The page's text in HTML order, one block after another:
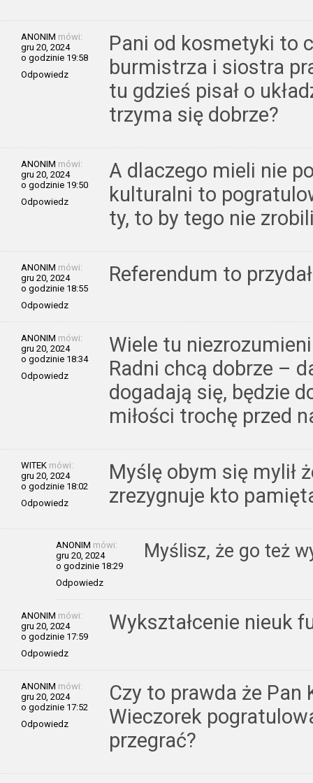
ANONIM mówi:
gru 20, 2024
o godzinie 19:58
Odpowiedz
Pani od kosmetyki to
burmistrza i siostra
tu gdzieś pisał o
trzyma się dobrze?
ANONIM mówi:
gru 20, 2024
o godzinie 19:50
Odpowiedz
A dlaczego mieli nie
kulturalni to
ty, to by tego nie
ANONIM mówi:
gru 20, 2024
o godzinie 18:55
Odpowiedz
Referendum to
ANONIM mówi:
gru 20, 2024
o godzinie 18:34
Odpowiedz
Wiele tu
Radni chcą dobrze –
dogadają się, będzie
miłości trochę przed
WITEK mówi:
gru 20, 2024
o godzinie 18:02
Odpowiedz
Myślę obym się mylił
zrezygnuje kto
ANONIM mówi:
gru 20, 2024
o godzinie 18:29
Odpowiedz
Myślisz, że go też
ANONIM mówi:
gru 20, 2024
o godzinie 17:59
Odpowiedz
Wykształcenie nieuk
ANONIM mówi:
gru 20, 2024
o godzinie 17:52
Odpowiedz
Czy to prawda że Pan
Wieczorek
przegrać?